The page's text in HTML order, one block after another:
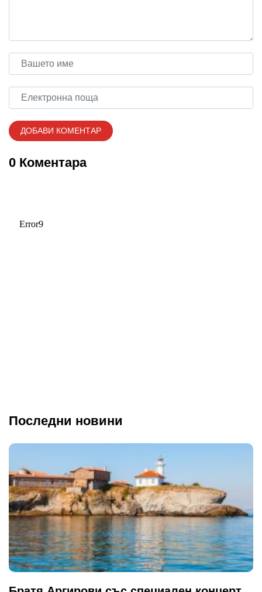
0 Коментара
Последни новини